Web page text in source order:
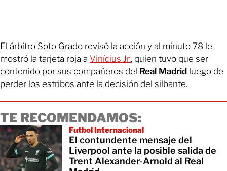
El árbitro Soto Grado revisó la acción y al minuto 78 le
mostró la tarjeta roja a Vinícius Jr., quien tuvo que ser
contenido por sus compañeros del Real Madrid luego de
perder los estribos ante la decisión del silbante.
TE RECOMENDAMOS:
Futbol Internacional
El contundente mensaje del
Liverpool ante la posible salida de
Trent Alexander-Arnold al Real